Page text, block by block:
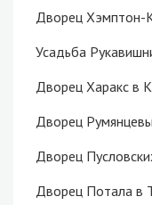
Дворец Хэмптон-
Усадьба
Дворец Харакс в
Дворец
Дворец
Дворец Потала в